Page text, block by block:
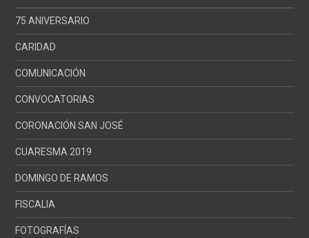
75 ANIVERSARIO
CARIDAD
COMUNICACIÓN
CONVOCATORIAS
CORONACIÓN SAN JOSÉ
CUARESMA 2019
DOMINGO DE RAMOS
FISCALIA
FOTOGRAFÍAS